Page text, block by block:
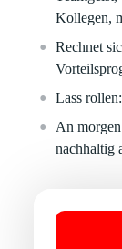
Kollegen,
Rechnet
Lass
An
nachhaltig